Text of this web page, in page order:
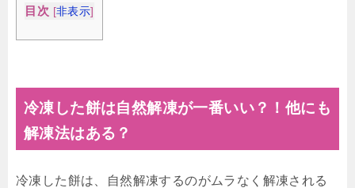
目次 [非表示]
冷凍した餅は自然解凍が一番いい？！他にも
解凍法はある？
冷凍した餅は、自然解凍するのがムラなく解凍される